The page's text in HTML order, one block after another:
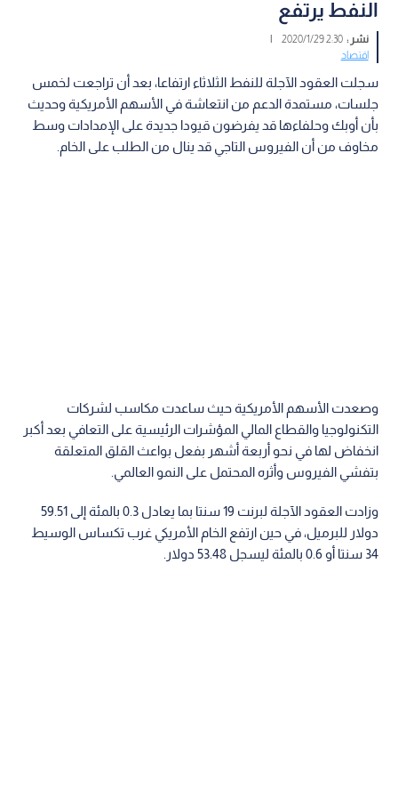
النفط يرتفع
نشر :2:30 2020/1/29
|
اقتصاد
سجلت العقود الآجلة للنفط الثلاثاء ارتفاعا، بعد أن تراجعت لخمس
جلسات، مستمدة الدعم من انتعاشة في الأسهم الأمريكية وحديث
بأن أوبك وحلفاءها قد يفرضون قيودا جديدة على الإمدادات وسط
مخاوف من أن الفيروس التاجي قد ينال من الطلب على الخام.
وصعدت الأسهم الأمريكية حيث ساعدت مكاسب لشركات
التكنولوجيا والقطاع المالي المؤشرات الرئيسية على التعافي بعد أكبر
انخفاض لها في نحو أربعة أشهر بفعل بواعث القلق المتعلقة
بتفشي الفيروس وأثره المحتمل على النمو العالمي.
وزادت العقود الآجلة لبرنت 19 سنتا بما يعادل 0.3 بالمئة إلى 59.51
دولار للبرميل، في حين ارتفع الخام الأمريكي غرب تكساس الوسيط
34 سنتا أو 0.6 بالمئة ليسجل 53.48 دولار.